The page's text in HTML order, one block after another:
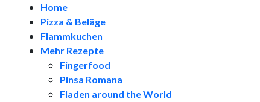
Home
Pizza & Beläge
Flammkuchen
Mehr Rezepte
Fingerfood
Pinsa Romana
Fladen around the World